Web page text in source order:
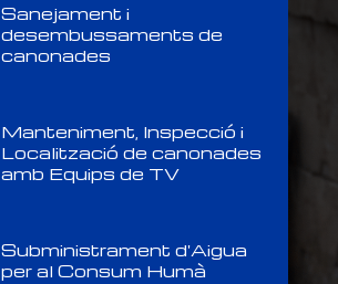
Sanejament i
desembussaments de
canonades
Manteniment, Inspecció i
Localització de canonades
amb Equips de TV
Subministrament d'Aigua
per al Consum Humà